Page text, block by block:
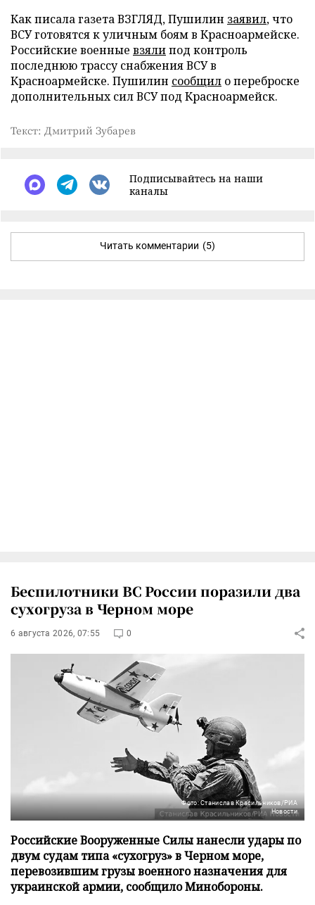
Как писала газета ВЗГЛЯД, Пушилин заявил, что
ВСУ готовятся к уличным боям в Красноармейске.
Российские военные взялипод контроль
последнюю трассу снабжения ВСУ в
Красноармейске. Пушилин сообщил о переброске
дополнительных сил ВСУ под Красноармейск.
Текст: Дмитрий Зубарев
Подписывайтесь на наши
каналы
Читать комментарии (5)
Беспилотники ВС России поразили два
сухогруза в Черном море
6 августа 2026, 07:55 0
Фото: Станислав Красильников/РИА
Новости
Российские Вооруженные Силы нанесли удары по
двум судам типа «сухогруз» в Черном море,
перевозившим грузы военного назначения для
украинской армии, сообщило Минобороны.